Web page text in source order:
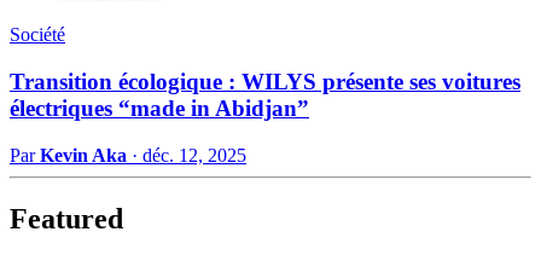
Société
Transition écologique : WILYS présente ses voitures
électriques “made in Abidjan”
ParKevin Aka · déc. 12, 2025
Featured